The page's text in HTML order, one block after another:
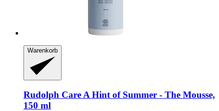
Warenkorb
Rudolph Care A Hint of Summer -​ The Mousse,
150 ml